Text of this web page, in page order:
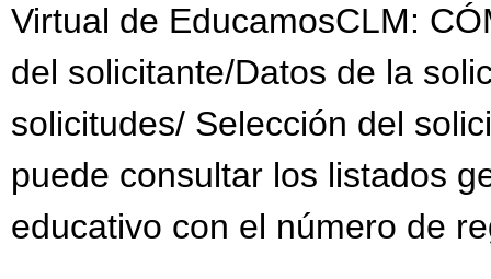
Virtual de EducamosCLM:
del solicitante/Datos de la
solicitudes/ Selección del
puede consultar los listados
educativo con el número de